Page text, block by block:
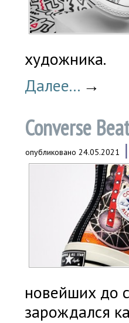
художника.
Далее... →
Converse
опубликовано 24.05.2021
новейших до
зарождался